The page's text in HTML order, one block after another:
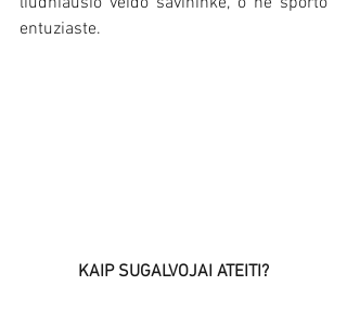
entuziaste.
KAIP SUGALVOJAI ATEITI?